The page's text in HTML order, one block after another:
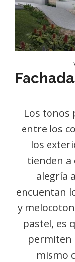
Los tonos
entre los
los
tienden a
alegría
encuentan
y
pastel, es
permiten
mismo